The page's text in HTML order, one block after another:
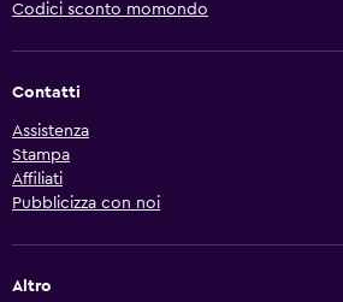
Codici sconto momondo
Contatti
Assistenza
Stampa
Affiliati
Pubblicizza con noi
Altro